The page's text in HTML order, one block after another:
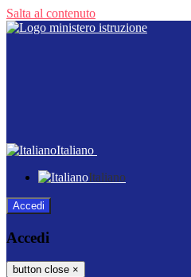
Salta al contenuto
Italiano
Italiano
Accedi
Accedi
button close ×